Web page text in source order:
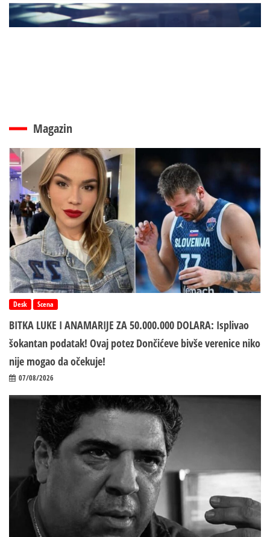
Magazin
Desk Scena
BITKA LUKE I ANAMARIJE ZA 50.000.000 DOLARA: Isplivao
šokantan podatak! Ovaj potez Dončićeve bivše verenice niko
nije mogao da očekuje!
07/08/2026